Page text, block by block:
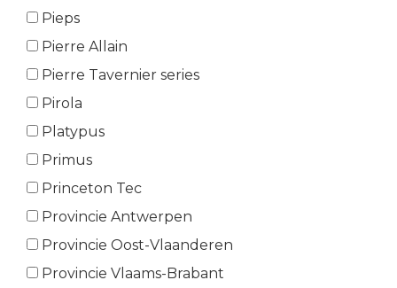
Pieps
Pierre Allain
Pierre Tavernier series
Pirola
Platypus
Primus
Princeton Tec
Provincie Antwerpen
Provincie Oost-Vlaanderen
Provincie Vlaams-Brabant